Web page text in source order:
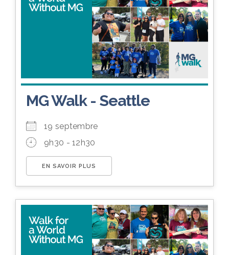
MG Walk - Seattle
19 septembre
9h30 - 12h30
EN SAVOIR PLUS